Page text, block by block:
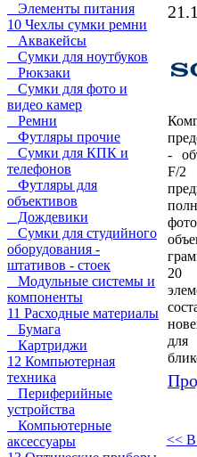
Элементы питания
10 Чехлы сумки ремни
Аквакейсы
Сумки для ноутбуков
Рюкзаки
Сумки для фото и
видео камер
Ремни
Футляры прочие
Сумки для КПК и
телефонов
Футляры для
объективов
Дождевики
Сумки для студийного
оборудования -
штативов - стоек
Модульные системы и
компоненты
11 Расходные материалы
Бумага
Картриджи
12 Компьютерная
техника
Периферийные
устройства
Компьютерные
аксессуары
-
F/
20
<< В